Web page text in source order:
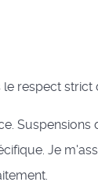
respect strict
Je